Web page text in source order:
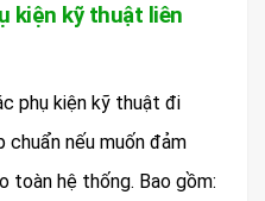
kiện kỹ thuật liên
phụ kiện kỹ thuật đi
chuẩn nếu muốn đảm
toàn hệ thống. Bao gồm: